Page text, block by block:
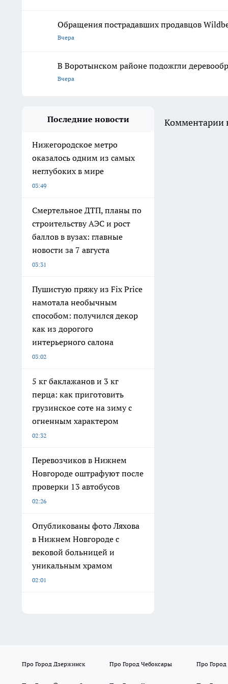
Обращения пострадавших продавцов
Вчера
В Воротынском районе подожгли
Вчера
Последние новости
Нижегородское метро
оказалось одним из самых
неглубоких в мире
03:49
Смертельное ДТП, планы по
строительству АЭС и рост
баллов в вузах: главные
новости за 7 августа
03:31
Пушистую пряжу из Fix Price
намотала необычным
способом: получился декор
как из дорогого
интерьерного салона
03:02
5 кг баклажанов и 3 кг
перца: как приготовить
грузинское соте на зиму с
огненным характером
02:32
Перевозчиков в Нижнем
Новгороде оштрафуют после
проверки 13 автобусов
02:26
Опубликованы фото Ляхова
в Нижнем Новгороде с
вековой больницей и
уникальным храмом
02:01
Комментарии
Про Город Дзержинск Про Город Чебоксары Про Город